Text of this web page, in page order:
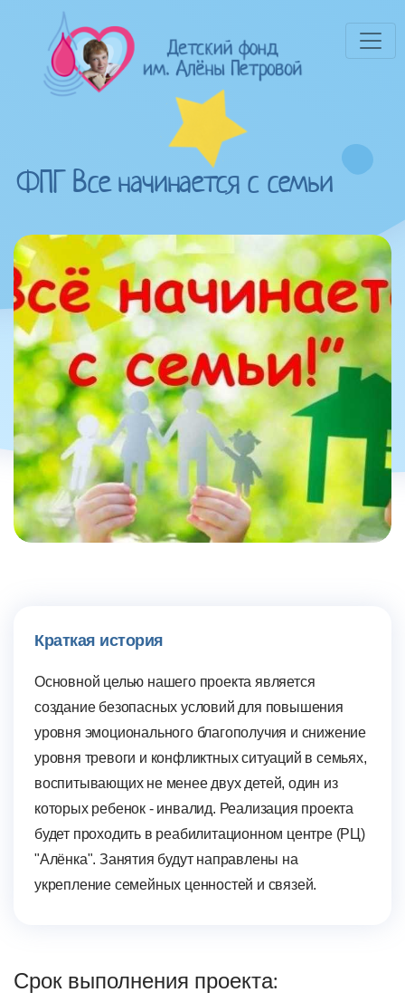
ФПГ Все начинается с семьи
Краткая история
Основной целью нашего проекта является
создание безопасных условий для повышения
уровня эмоционального благополучия и снижение
уровня тревоги и конфликтных ситуаций в семьях,
воспитывающих не менее двух детей, один из
которых ребенок - инвалид. Реализация проекта
будет проходить в реабилитационном центре (РЦ)
"Алёнка". Занятия будут направлены на
укрепление семейных ценностей и связей.
Срок выполнения проекта: